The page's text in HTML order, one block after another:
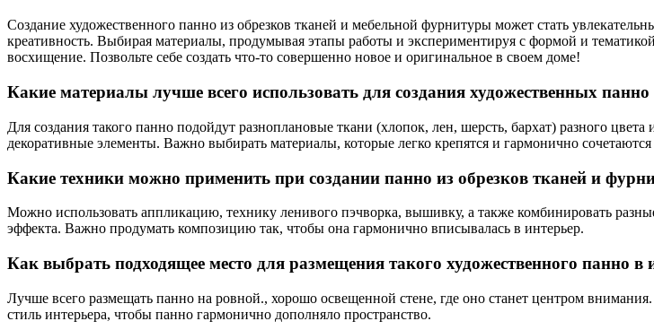
Создание художественного панно из обрезков тканей и мебельной фурнитуры может стать
креативность. Выбирая материалы, продумывая этапы работы и экспериментируя с формой и
восхищение. Позвольте себе создать что-то совершенно новое и оригинальное в своем доме!
Какие материалы лучше всего использовать для создания художественных
Для создания такого панно подойдут разноплановые ткани (хлопок, лен, шерсть, бархат) разного
декоративные элементы. Важно выбирать материалы, которые легко крепятся и гармонично
Какие техники можно применить при создании панно из обрезков тканей и
Можно использовать аппликацию, технику ленивого пэчворка, вышивку, а также комбинировать
эффекта. Важно продумать композицию так, чтобы она гармонично вписывалась в интерьер.
Как выбрать подходящее место для размещения такого художественного панно в
Лучше всего размещать панно на ровной., хорошо освещенной стене, где оно станет центром
стиль интерьера, чтобы панно гармонично дополняло пространство.